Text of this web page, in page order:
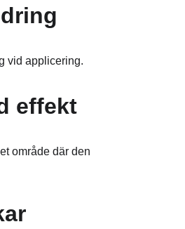
vid applicering.
effekt
område där den